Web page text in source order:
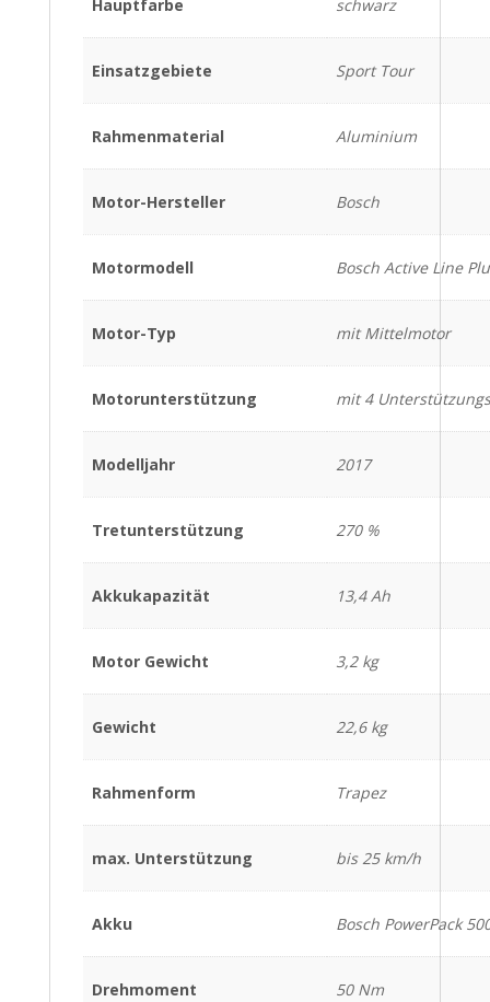
Hauptfarbe schwarz
Einsatzgebiete Sport Tour
Rahmenmaterial Aluminium
Motor-Hersteller Bosch
Motormodell Bosch Active Line
Motor-Typ mit Mittelmotor
Motorunterstützung mit 4
Modelljahr 2017
Tretunterstützung 270 %
Akkukapazität 13,4 Ah
Motor Gewicht 3,2 kg
Gewicht 22,6 kg
Rahmenform Trapez
max. Unterstützung bis 25 km/h
Akku Bosch PowerPack
Drehmoment 50 Nm